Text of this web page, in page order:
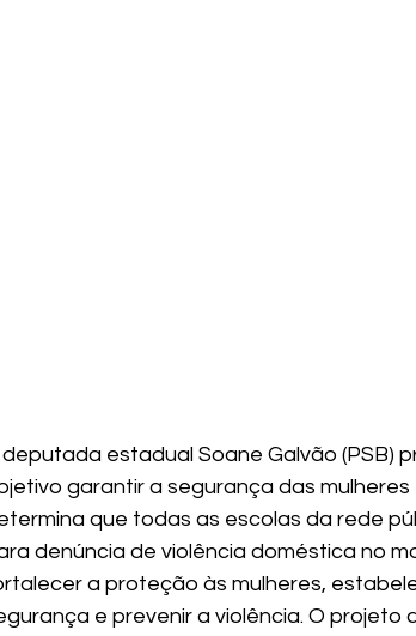
deputada estadual Soane Galvão (PSB)
garantir a segurança das
que todas as escolas da rede
denúncia de violência doméstica no
a proteção às mulheres,
e prevenir a violência. O projeto